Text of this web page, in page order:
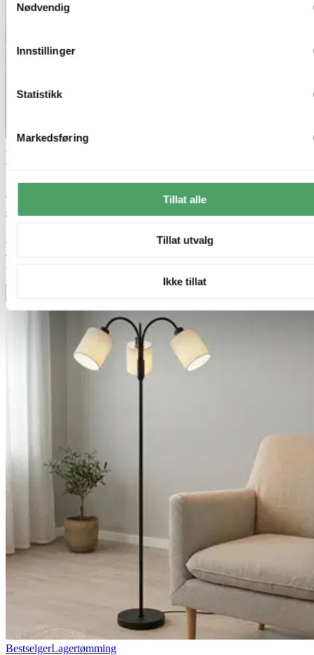
Nødvendig
Innstillinger
Statistikk
Markedsføring
Tillat alle
Tillat utvalg
Ikke tillat
Bestselger 50% på nesten alle gulvlamper
Nova Life
Blefjell gulvlampe uten skjerm 130cm
sort
kr 599,-
kr 1 199,-
BestselgerLagertømming